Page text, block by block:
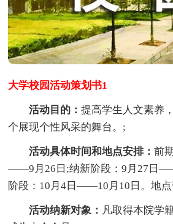
大学校园活动策划书1
活动目的：提高学生人文素养
个展现个性风采的舞台。;
活动具体时间和地点安排：前
——9月26日;纳新阶段：9月27日
阶段：10月4日——10月10日。地点
活动纳新对象： 凡取得本院学